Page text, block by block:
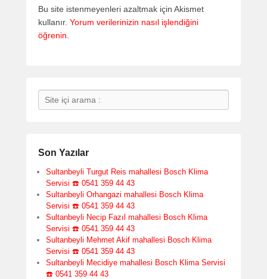
Bu site istenmeyenleri azaltmak için Akismet
kullanır. Yorum verilerinizin nasıl işlendiğini
öğrenin.
Search
Son Yazılar
Sultanbeyli Turgut Reis mahallesi Bosch Klima
Servisi ☎️ 0541 359 44 43
Sultanbeyli Orhangazi mahallesi Bosch Klima
Servisi ☎️ 0541 359 44 43
Sultanbeyli Necip Fazıl mahallesi Bosch Klima
Servisi ☎️ 0541 359 44 43
Sultanbeyli Mehmet Akif mahallesi Bosch Klima
Servisi ☎️ 0541 359 44 43
Sultanbeyli Mecidiye mahallesi Bosch Klima Servisi
☎️ 0541 359 44 43